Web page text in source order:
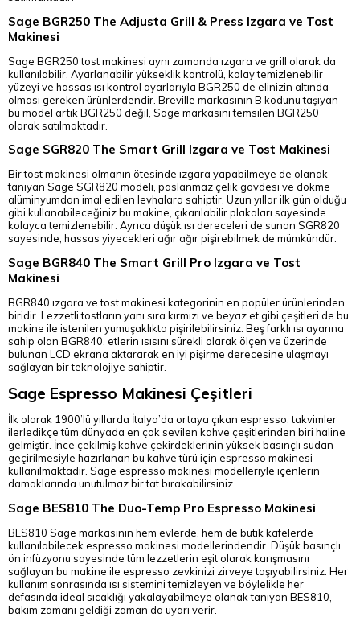
Sage BGR250 The Adjusta Grill & Press Izgara ve Tost
Makinesi
Sage BGR250 tost makinesi aynı zamanda ızgara ve grill olarak da
kullanılabilir. Ayarlanabilir yükseklik kontrolü, kolay temizlenebilir
yüzeyi ve hassas ısı kontrol ayarlarıyla BGR250 de elinizin altında
olması gereken ürünlerdendir. Breville markasının B kodunu taşıyan
bu model artık BGR250 değil, Sage markasını temsilen BGR250
olarak satılmaktadır.
Sage SGR820 The Smart Grill Izgara ve Tost Makinesi
Bir tost makinesi olmanın ötesinde ızgara yapabilmeye de olanak
tanıyan Sage SGR820 modeli, paslanmaz çelik gövdesi ve dökme
alüminyumdan imal edilen levhalara sahiptir. Uzun yıllar ilk gün olduğu
gibi kullanabileceğiniz bu makine, çıkarılabilir plakaları sayesinde
kolayca temizlenebilir. Ayrıca düşük ısı dereceleri de sunan SGR820
sayesinde, hassas yiyecekleri ağır ağır pişirebilmek de mümkündür.
Sage BGR840 The Smart Grill Pro Izgara ve Tost
Makinesi
BGR840 ızgara ve tost makinesi kategorinin en popüler ürünlerinden
biridir. Lezzetli tostların yanı sıra kırmızı ve beyaz et gibi çeşitleri de bu
makine ile istenilen yumuşaklıkta pişirilebilirsiniz. Beş farklı ısı ayarına
sahip olan BGR840, etlerin ısısını sürekli olarak ölçen ve üzerinde
bulunan LCD ekrana aktararak en iyi pişirme derecesine ulaşmayı
sağlayan bir teknolojiye sahiptir.
Sage Espresso Makinesi Çeşitleri
İlk olarak 1900’lü yıllarda İtalya’da ortaya çıkan espresso, takvimler
ilerledikçe tüm dünyada en çok sevilen kahve çeşitlerinden biri haline
gelmiştir. İnce çekilmiş kahve çekirdeklerinin yüksek basınçlı sudan
geçirilmesiyle hazırlanan bu kahve türü için espresso makinesi
kullanılmaktadır. Sage espresso makinesi modelleriyle içenlerin
damaklarında unutulmaz bir tat bırakabilirsiniz.
Sage BES810 The Duo-Temp Pro Espresso Makinesi
BES810 Sage markasının hem evlerde, hem de butik kafelerde
kullanılabilecek espresso makinesi modellerindendir. Düşük basınçlı
ön infüzyonu sayesinde tüm lezzetlerin eşit olarak karışmasını
sağlayan bu makine ile espresso zevkinizi zirveye taşıyabilirsiniz. Her
kullanım sonrasında ısı sistemini temizleyen ve böylelikle her
defasında ideal sıcaklığı yakalayabilmeye olanak tanıyan BES810,
bakım zamanı geldiği zaman da uyarı verir.